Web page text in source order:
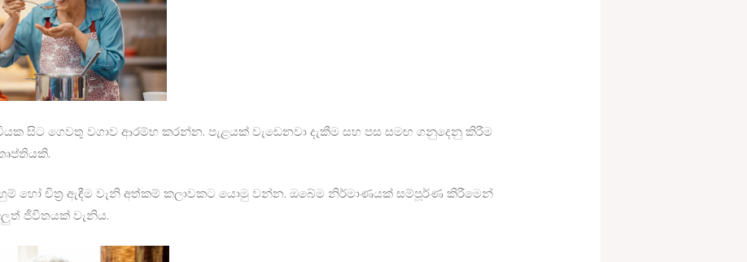
සිට ගෙවතු වගාව ආරම්භ කරන්න. පැළයක් වැඩෙනවා දැකීම සහ පස සමඟ ගනුදෙනු කිරීම
හෝ චිත්‍ර ඇඳීම වැනි අත්කම් කලාවකට යොමු වන්න. ඔබේම නිර්මාණයක් සම්පූර්ණ කිරීමෙන්
ජීවිතයක් වැනිය.